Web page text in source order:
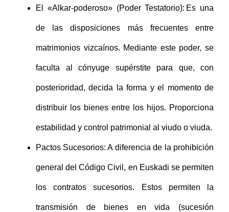
El «Alkar-poderoso» (Poder Testatorio): Es una
de las disposiciones más frecuentes entre
matrimonios vizcaínos. Mediante este poder, se
faculta al cónyuge supérstite para que, con
posterioridad, decida la forma y el momento de
distribuir los bienes entre los hijos. Proporciona
estabilidad y control patrimonial al viudo o viuda.
Pactos Sucesorios: A diferencia de la prohibición
general del Código Civil, en Euskadi se permiten
los contratos sucesorios. Estos permiten la
transmisión de bienes en vida (sucesión